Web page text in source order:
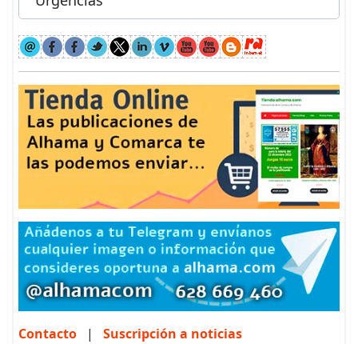
Contacto | Suscripción a noticias